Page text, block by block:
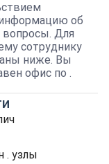
об
Для
сотруднику
ниже. Вы
офис по .
. узлы